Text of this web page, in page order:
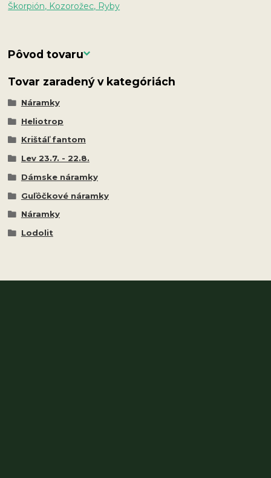
Škorpión, Kozorožec, Ryby
Pôvod tovaru
Tovar zaradený v kategóriách
Náramky
Heliotrop
Krištáľ fantom
Lev 23.7. - 22.8.
Dámske náramky
Guľôčkové náramky
Náramky
Lodolit